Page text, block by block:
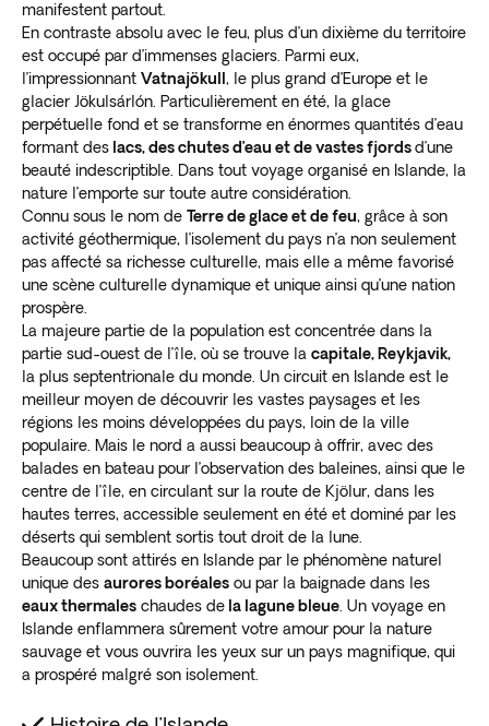
manifestent partout.
En contraste absolu avec le feu, plus d’un dixième du territoire
est occupé par d’immenses glaciers. Parmi eux,
l’impressionnant Vatnajökull , le plus grand d’Europe et le
glacier Jökulsárlón. Particulièrement en été, la glace
perpétuelle fond et se transforme en énormes quantités d’eau
formant des lacs, des chutes d’eau et de vastes fjordsd’une
beauté indescriptible. Dans tout voyage organisé en Islande, la
nature l’emporte sur toute autre considération.
Connu sous le nom de Terre de glace et de feu, grâce à son
activité géothermique, l’isolement du pays n’a non seulement
pas affecté sa richesse culturelle, mais elle a même favorisé
une scène culturelle dynamique et unique ainsi qu’une nation
prospère.
La majeure partie de la population est concentrée dans la
partie sud-ouest de l’île, où se trouve la capitale, Reykjavik,
la plus septentrionale du monde. Un circuit en Islande est le
meilleur moyen de découvrir les vastes paysages et les
régions les moins développées du pays, loin de la ville
populaire. Mais le nord a aussi beaucoup à offrir, avec des
balades en bateau pour l’observation des baleines, ainsi que le
centre de l’île, en circulant sur la route de Kjölur, dans les
hautes terres, accessible seulement en été et dominé par les
déserts qui semblent sortis tout droit de la lune.
Beaucoup sont attirés en Islande par le phénomène naturel
unique des aurores boréales ou par la baignade dans les
eaux thermales chaudes de la lagune bleue . Un voyage en
Islande enflammera sûrement votre amour pour la nature
sauvage et vous ouvrira les yeux sur un pays magnifique, qui
a prospéré malgré son isolement.